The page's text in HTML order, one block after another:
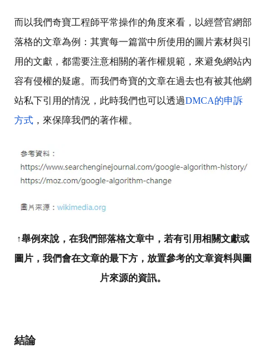
而以我們奇寶工程師平常操作的角度來看，以經營官網部
落格的文章為例：其實每一篇當中所使用的圖片素材與引
用的文獻，都需要注意相關的著作權規範，來避免網站內
容有侵權的疑慮。而我們奇寶的文章在過去也有被其他網
站私下引用的情況，此時我們也可以透過DMCA的申訴
方式 ，來保障我們的著作權。
↑舉例來說，在我們部落格文章中，若有引用相關文獻或
圖片，我們會在文章的最下方，放置參考的文章資料與圖
片來源的資訊。
結論